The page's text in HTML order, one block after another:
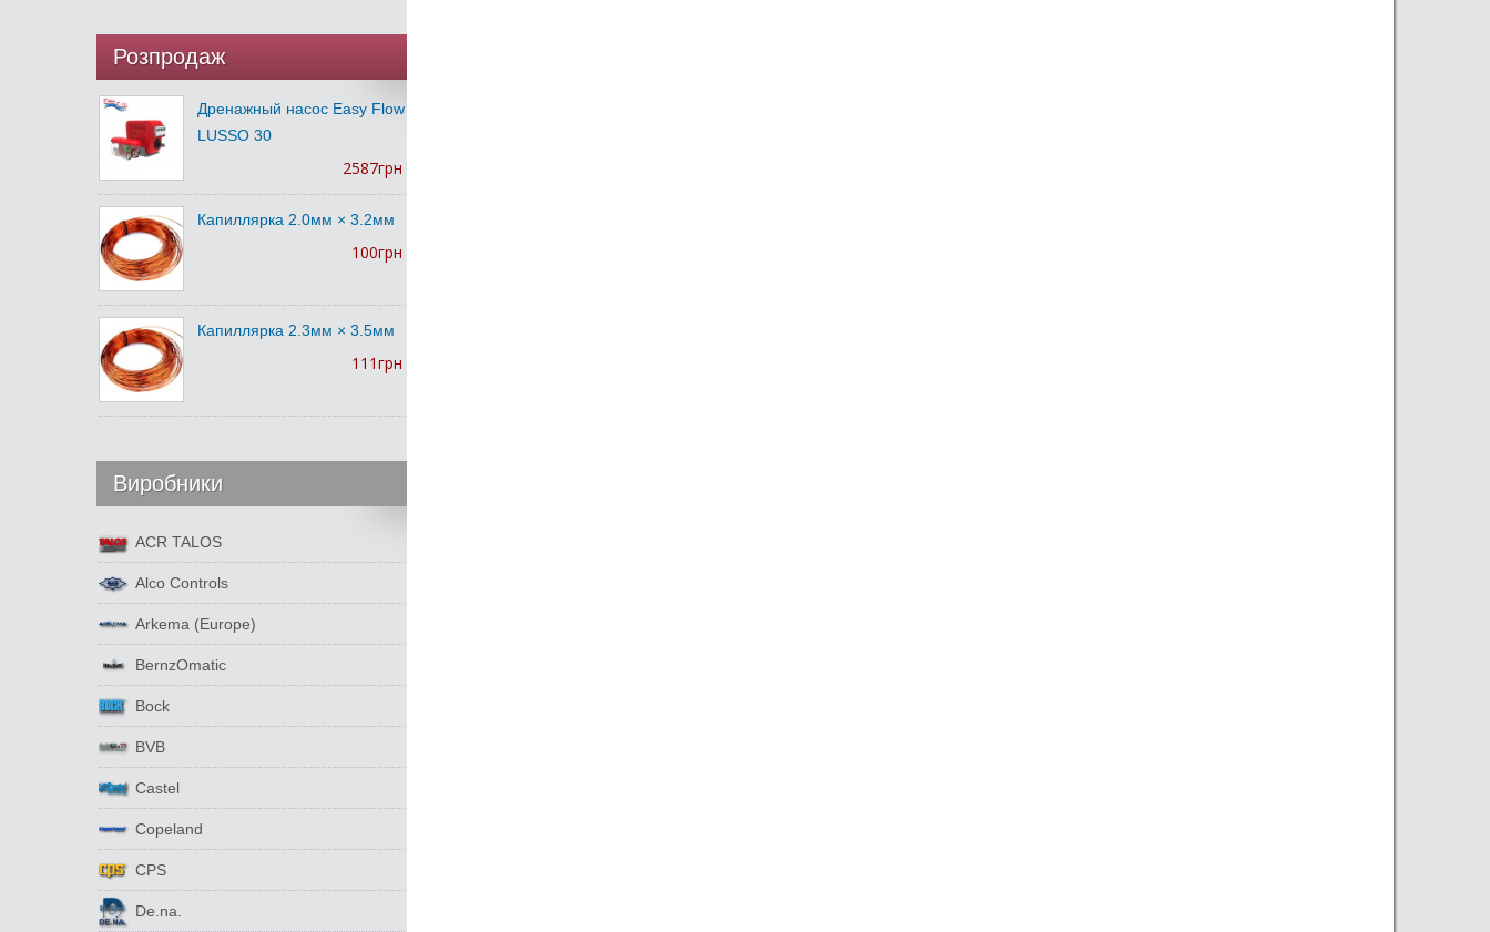
Розпродаж
Дренажный насос Easy Flow
LUSSO 30
2587грн
Капиллярка 2.0мм × 3.2мм
100грн
Капиллярка 2.3мм × 3.5мм
111грн
Виробники
ACR TALOS
Alco Controls
Arkema (Europe)
BernzOmatic
Bock
BVB
Castel
Copeland
CPS
De.na.